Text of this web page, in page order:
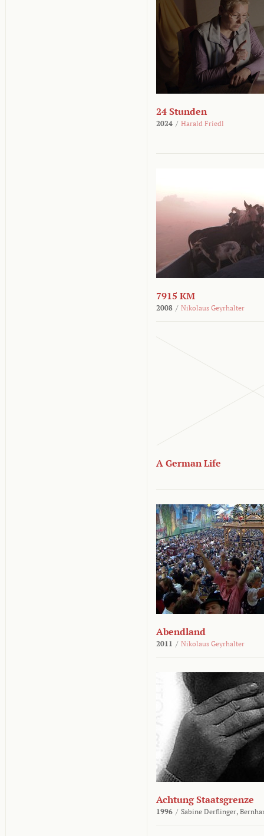
24 Stunden
2024 / Harald Friedl
7915 KM
2008 / Nikolaus Geyrhalter
A German Life
Abendland
2011 / Nikolaus Geyrhalter
Achtung Staatsgrenze
1996 / Sabine Derflinger,